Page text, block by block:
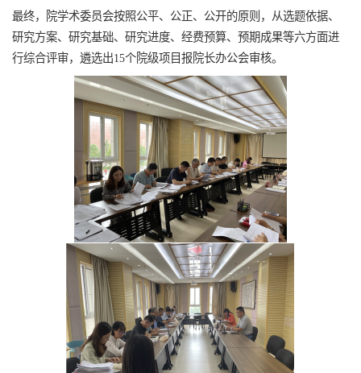
最终，院学术委员会按照公平、公正、公开的原则，从选题依据、
研究方案、研究基础、研究进度、经费预算、预期成果等六方面进
行综合评审， 遴选出15个院级项目报院长办公会审核。